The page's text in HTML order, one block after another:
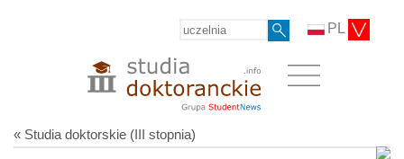
PL
« Studia doktorskie (III stopnia)